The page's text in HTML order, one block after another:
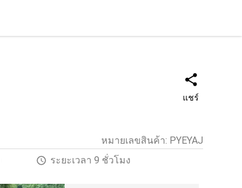
แชร์
หมายเลขสินค้า: PYEYAJ
ระยะเวลา 9 ชั่วโมง